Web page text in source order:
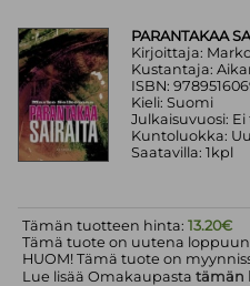
PARANTAKAA
Kirjoittaja:
Kustantaja:
ISBN:
Kieli: Suomi
Julkaisuvuosi: Ei
Kuntoluokka:
Saatavilla: 1kpl
Tämän tuotteen hinta:13.20€
Tämä tuote on uutena
HUOM! Tämä tuote on
Lue lisää Omakaupastatämän